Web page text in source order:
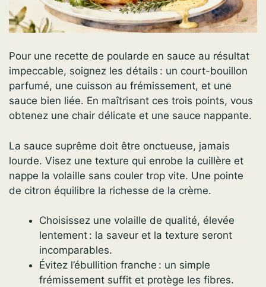
Pour une recette de poularde en sauce au résultat
impeccable, soignez les détails : un court-bouillon
parfumé, une cuisson au frémissement, et une
sauce bien liée. En maîtrisant ces trois points, vous
obtenez une chair délicate et une sauce nappante.
La sauce suprême doit être onctueuse, jamais
lourde. Visez une texture qui enrobe la cuillère et
nappe la volaille sans couler trop vite. Une pointe
de citron équilibre la richesse de la crème.
Choisissez une volaille de qualité, élevée
lentement : la saveur et la texture seront
incomparables.
Évitez l’ébullition franche : un simple
frémissement suffit et protège les fibres.